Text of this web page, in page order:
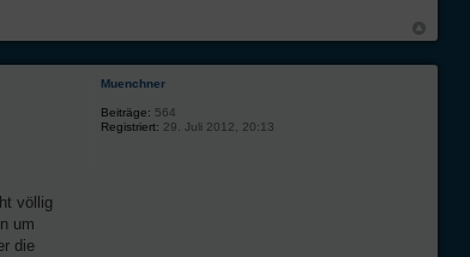
völlig
um
die
Muenchner
Beiträge: 564
Registriert: 29. Juli 2012, 20:13